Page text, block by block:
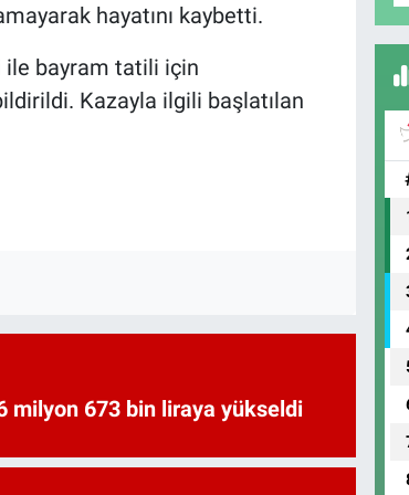
hayatını kaybetti.
ile bayram tatili için
Kazayla ilgili başlatılan
milyon 673 bin liraya yükseldi